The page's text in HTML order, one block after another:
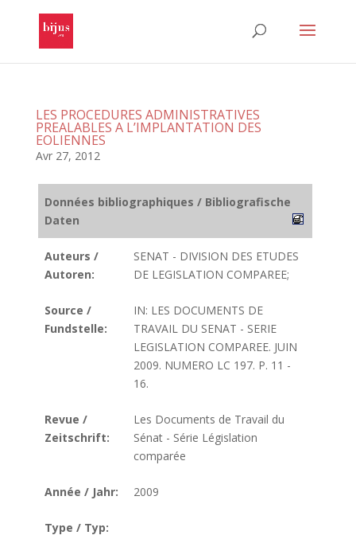
LES PROCEDURES ADMINISTRATIVES
PREALABLES A L’IMPLANTATION DES
EOLIENNES
Avr 27, 2012
Données bibliographiques / Bibliografische
Daten
Auteurs /
Autoren:
SENAT - DIVISION DES ETUDES
DE LEGISLATION COMPAREE;
Source /
Fundstelle:
IN: LES DOCUMENTS DE
TRAVAIL DU SENAT - SERIE
LEGISLATION COMPAREE. JUIN
2009. NUMERO LC 197. P. 11 -
16.
Revue /
Zeitschrift:
Les Documents de Travail du
Sénat - Série Législation
comparée
Année / Jahr: 2009
Type / Typ: